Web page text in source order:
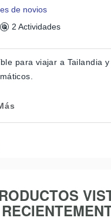
de novios
2 Actividades
para viajar a Tailandia